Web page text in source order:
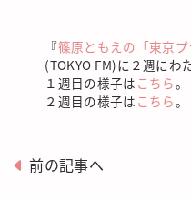
『篠原ともえの「東京
(TOKYO FM)に２週にわ
１週目の様子は こちら。
２週目の様子は こちら。
前の記事へ